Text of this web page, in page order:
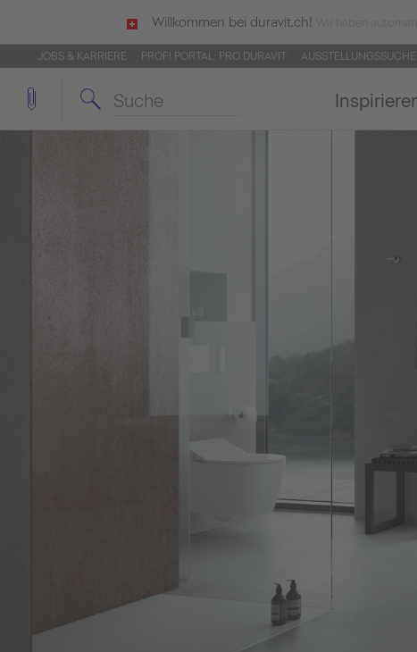
Willkommen bei duravit.ch!
JOBS & KARRIERE PROFI PORTAL: PRO.DURAVIT AUSSTELLUNGSSUCHE